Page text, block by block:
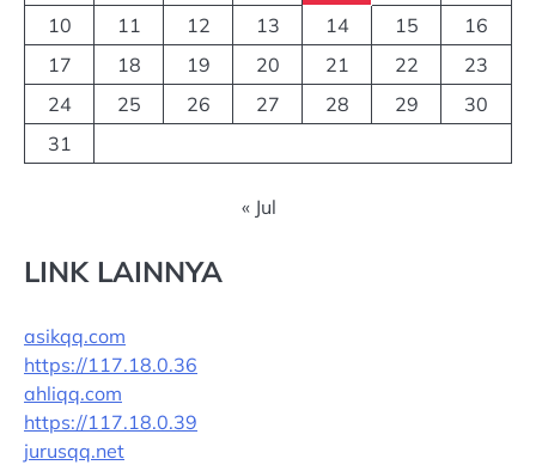
10
11 12 13 14 15
16
17
18 19 20 21 22
23
24
25 26 27 28 29
30
31
« Jul
LINK LAINNYA
asikqq.com
https://117.18.0.36
ahliqq.com
https://117.18.0.39
jurusqq.net